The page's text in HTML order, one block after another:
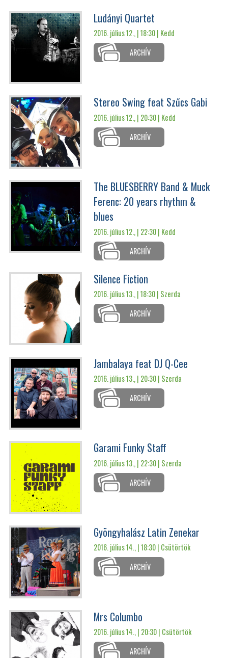
Ludányi Quartet
2016. július 12., | 18:30 | Kedd
ARCHÍV
Stereo Swing feat Szűcs Gabi
2016. július 12., | 20:30 | Kedd
ARCHÍV
The BLUESBERRY Band & Muck
Ferenc: 20 years rhythm &
blues
2016. július 12., | 22:30 | Kedd
ARCHÍV
Silence Fiction
2016. július 13., | 18:30 | Szerda
ARCHÍV
Jambalaya feat DJ Q-Cee
2016. július 13., | 20:30 | Szerda
ARCHÍV
Garami Funky Staff
2016. július 13., | 22:30 | Szerda
ARCHÍV
Gyöngyhalász Latin Zenekar
2016. július 14., | 18:30 | Csütörtök
ARCHÍV
Mrs Columbo
2016. július 14., | 20:30 | Csütörtök
ARCHÍV